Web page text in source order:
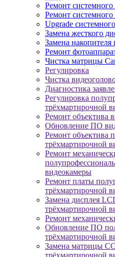
Ремонт
Ремонт
Upgrade
Замена жесткого
Замена накопителя
Ремонт
Чистка матрицы
Регулировка
Чистка
Диагностика
Регулировка
трёхмартирочной
Ремонт объектива
Обновление ПО
Ремонт объектива
трёхмартирочной
Ремонт
видеокамеры
Ремонт платы
трёхмартирочной
Замена дисплея
трёхмартирочной
Ремонт
Обновление ПО
трёхмартирочной
Замена матрицы
трёхмартирочной